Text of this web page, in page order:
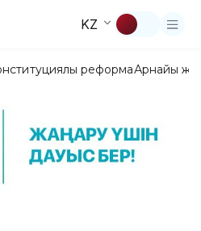
KZ
реформаАрнайы